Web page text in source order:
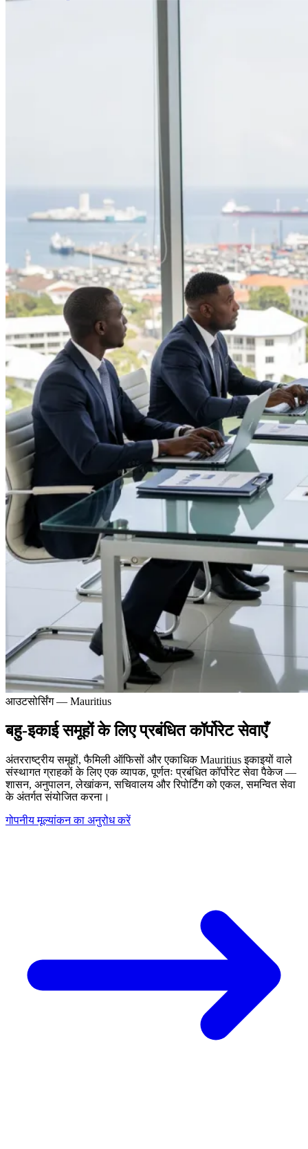
आउटसोर्सिंग — Mauritius
बहु-इकाई समूहों के लिए प्रबंधित कॉर्पोरेट सेवाएँ
अंतरराष्ट्रीय समूहों, फैमिली ऑफिसों और एकाधिक Mauritius इकाइयों वाले
संस्थागत ग्राहकों के लिए एक व्यापक, पूर्णतः प्रबंधित कॉर्पोरेट सेवा पैकेज —
शासन, अनुपालन, लेखांकन, सचिवालय और रिपोर्टिंग को एकल, समन्वित सेवा
के अंतर्गत संयोजित करना।
गोपनीय मूल्यांकन का अनुरोध करें